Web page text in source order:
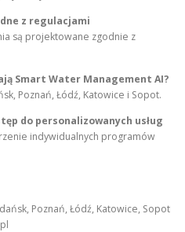
z regulacjami
są projektowane zgodnie z
Smart Water Management AI?
Poznań, Łódź, Katowice i Sopot.
do personalizowanych usług
indywidualnych programów
Poznań, Łódź, Katowice, Sopot